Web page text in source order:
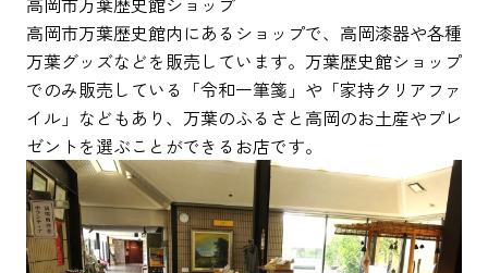
高岡市万葉歴史館内にあるショップで、高岡漆器や各種
万葉グッズなどを販売しています。万葉歴史館ショップ
でのみ販売している「令和一筆箋」や「家持クリアファ
イル」などもあり、万葉のふるさと高岡のお土産やプレ
ゼントを選ぶことができるお店です。